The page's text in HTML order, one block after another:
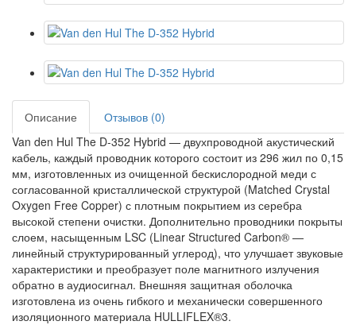
Описание
Отзывов (0)
Van den Hul The D-352 Hybrid — двухпроводной акустический
кабель, каждый проводник которого состоит из 296 жил по 0,15
мм, изготовленных из очищенной бескислородной меди с
согласованной кристаллической структурой (Matched Crystal
Oxygen Free Copper) с плотным покрытием из серебра
высокой степени очистки. Дополнительно проводники покрыты
слоем, насыщенным LSC (Linear Structured Carbon® —
линейный структурированный углерод), что улучшает звуковые
характеристики и преобразует поле магнитного излучения
обратно в аудиосигнал. Внешняя защитная оболочка
изготовлена из очень гибкого и механически совершенного
изоляционного материала HULLIFLEX®3.